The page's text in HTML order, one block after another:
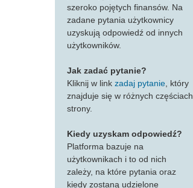
szeroko pojętych finansów. Na
zadane pytania użytkownicy
uzyskują odpowiedź od innych
użytkowników.
Jak zadać pytanie?
Kliknij w link zadaj pytanie , który
znajduje się w różnych częściach
strony.
Kiedy uzyskam odpowiedź?
Platforma bazuje na
użytkownikach i to od nich
zależy, na które pytania oraz
kiedy zostaną udzielone